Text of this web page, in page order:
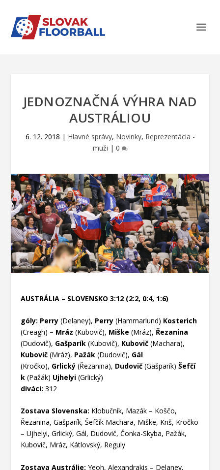
JEDNOZNAČNÁ VÝHRA NAD
AUSTRÁLIOU
6. 12. 2018 | Hlavné správy, Novinky, Reprezentácia -
muži | 0
AUSTRÁLIA – SLOVENSKO 3:12 (2:2, 0:4, 1:6)
góly: Perry(Delaney), Perry(Hammarlund) Kosterich
(Creagh) – Mráz(Kubovič), Miške(Mráz), Řezanina
(Dudovič), Gašparík(Kubovič), Kubovič(Machara),
Kubovič(Mráz), Pažák(Dudovič), Gál
(Kročko), Grlický(Řezanina), Dudovič(Gašparík)Šefčí
k(Pažák) Ujhelyi(Grlický)
diváci: 312
Zostava Slovenska: Klobučník, Mazák – Koščo,
Řezanina, Gašparík, Šefčík Machara, Miške, Kriš, Kročko
– Ujhelyi, Grlický, Gál, Dudovič, Čonka-Skyba, Pažák,
Kubovič, Mráz, Kátlovský, Reguly
Zostava Austrálie:Yeoh, Alexandrakis – Delaney,